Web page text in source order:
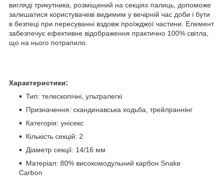
вигляді трикутника, розміщений на секціях палиць, допоможе
залишатися користувачеві видимим у вечірній час доби і бути
в безпеці при пересуванні вздовж проїжджої частини. Елемент
забезпечує ефективне відображення практично 100% світла,
що на нього потрапило.
Характеристики:
Тип: телескопічні, ультралегкі
Призначення: скандинавська ходьба, трейлраннінг
Категорія: унісекс
Кількість секцій: 2
Діаметр секції: 14/16 мм
Матеріал: 80% високомодульний карбон Snake
Carbon